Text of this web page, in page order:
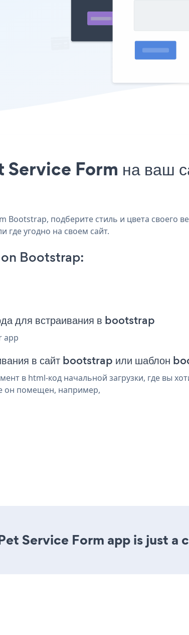
Service Form на ваш
Bootstrap, подберите стиль и цвета своего
где угодно на своем сайт.
Bootstrap:
для встраивания в bootstrap
app
в сайт bootstrap или шаблон
в html-код начальной загрузки, где вы
он помещен, например,
Service Form app is just a